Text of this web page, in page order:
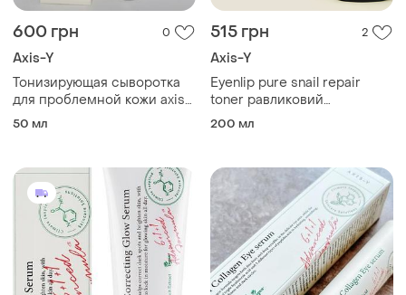
600 грн 0
Axis-Y
Тонизирующая сыворотка
для проблемной кожи axis-
y dark spot correcting glow
50 мл
515 грн 2
Axis-Y
Eyenlip pure snail repair
toner равликовий
відновлювальний тонер
200 мл